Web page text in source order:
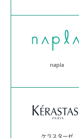
napla
ケラスターゼ